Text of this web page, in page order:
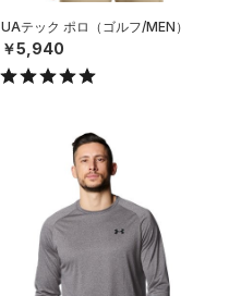
UAテック ポロ（ゴルフ/MEN）
￥5,940